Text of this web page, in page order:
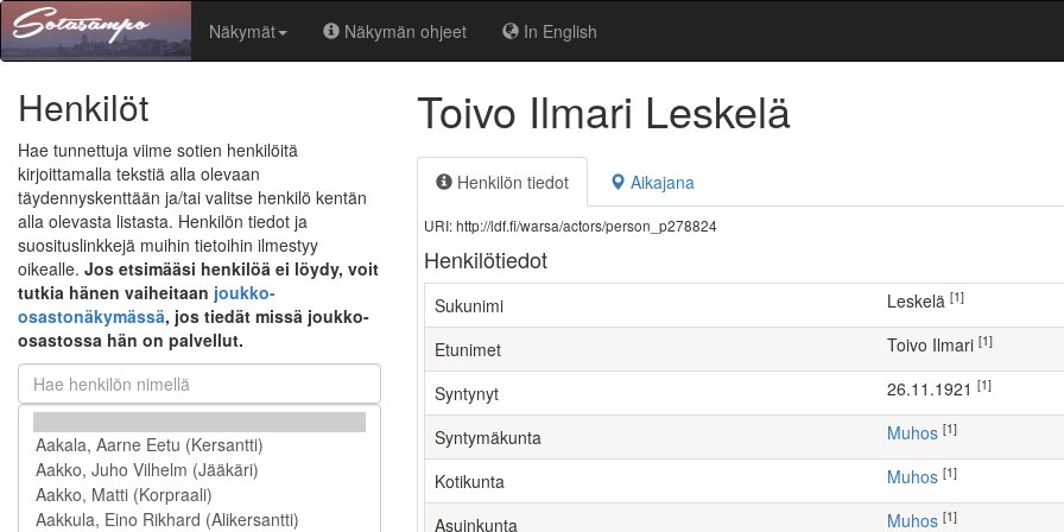
Näkymät Näkymän ohjeet In English
Henkilöt
Hae tunnettuja viime sotien henkilöitä
kirjoittamalla tekstiä alla olevaan
täydennyskenttään ja/tai valitse henkilö kentän
alla olevasta listasta. Henkilön tiedot ja
suosituslinkkejä muihin tietoihin ilmestyy
oikealle. Jos etsimääsi henkilöä ei löydy, voit
tutkia hänen vaiheitaan joukko-
osastonäkymässä, jos tiedät missä joukko-
osastossa hän on palvellut.
Toivo Ilmari Leskelä
Henkilön tiedot Aikajana
URI: http://ldf.fi/warsa/actors/person_p278824
Henkilötiedot
Sukunimi Leskelä [1]
Etunimet Toivo Ilmari [1]
Syntynyt 26.11.1921 [1]
Syntymäkunta Muhos [1]
Kotikunta Muhos [1]
Asuinkunta Muhos [1]